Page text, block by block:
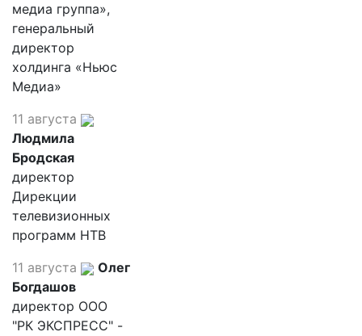
медиа группа»,
генеральный
директор
холдинга «Ньюс
Медиа»
11 августа
Людмила
Бродская
директор
Дирекции
телевизионных
программ НТВ
11 августа
Олег
Богдашов
директор ООО
"РК ЭКСПРЕСС" -